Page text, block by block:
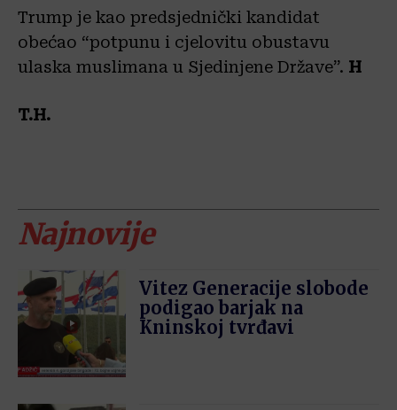
Trump je kao predsjednički kandidat
obećao “potpunu i cjelovitu obustavu
ulaska muslimana u Sjedinjene Države”. H
T.H.
Najnovije
Vitez Generacije slobode
podigao barjak na
Kninskoj tvrđavi